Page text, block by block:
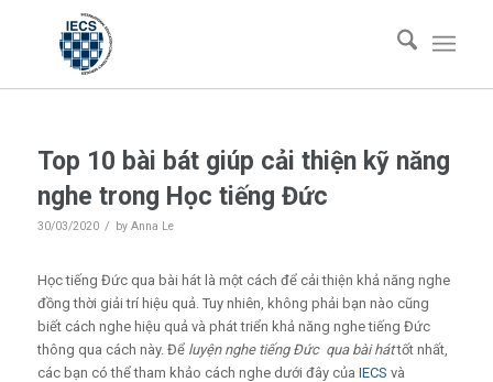
Top 10 bài bát giúp cải thiện kỹ năng
nghe trong Học tiếng Đức
30/03/2020 / by Anna Le
Học tiếng Đức qua bài hát là một cách để cải thiện khả năng nghe
đồng thời giải trí hiệu quả. Tuy nhiên, không phải bạn nào cũng
biết cách nghe hiệu quả và phát triển khả năng nghe tiếng Đức
thông qua cách này. Để luyện nghe tiếng Đức qua bài háttốt nhất,
các bạn có thể tham khảo cách nghe dưới đây của IECS và